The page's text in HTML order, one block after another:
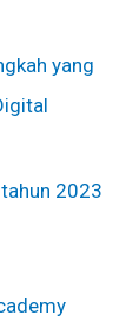
yang
2023